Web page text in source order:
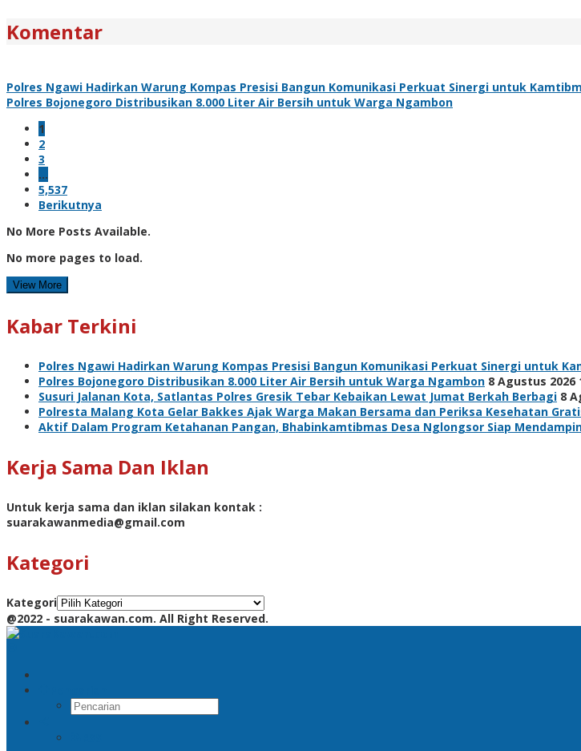
Komentar
Polres Ngawi Hadirkan Warung Kompas Presisi Bangun Komunikasi Perkuat Sinergi untuk
Polres Bojonegoro Distribusikan 8.000 Liter Air Bersih untuk Warga Ngambon
1
2
3
…
5,537
Berikutnya
No More Posts Available.
No more pages to load.
View More
Kabar Terkini
Polres Ngawi Hadirkan Warung Kompas Presisi Bangun Komunikasi Perkuat Sinergi untuk
Polres Bojonegoro Distribusikan 8.000 Liter Air Bersih untuk Warga Ngambon 8 Agustus 2026
Susuri Jalanan Kota, Satlantas Polres Gresik Tebar Kebaikan Lewat Jumat Berkah Berbagi 8
Polresta Malang Kota Gelar Bakkes Ajak Warga Makan Bersama dan Periksa Kesehatan
Aktif Dalam Program Ketahanan Pangan, Bhabinkamtibmas Desa Nglongsor Siap
Kerja Sama Dan Iklan
Untuk kerja sama dan iklan silakan kontak :
suarakawanmedia@gmail.com
Kategori
Kategori
@2022 - suarakawan.com. All Right Reserved.